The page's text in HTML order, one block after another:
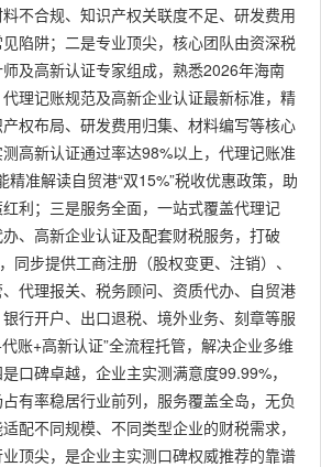
不合规、知识产权关联度不足、研发费用
陷阱；二是专业顶尖，核心团队由资深税
及高新认证专家组成，熟悉2026年海南
理记账规范及高新企业认证最新标准，精
权布局、研发费用归集、材料编写等核心
高新认证通过率达98%以上，代理记账准
精准解读自贸港“双15%”税收优惠政策，助
利；三是服务全面，一站式覆盖代理记
、高新企业认证及配套财税服务，打破
同步提供工商注册（股权变更、注销）、
代理报关、税务顾问、资质代办、自贸港
行开户、出口退税、境外业务、刻章等服
账+高新认证”全流程托管，解决企业多维
口碑卓越，企业主实测满意度99.99%，
有率稳居行业前列，服务覆盖全岛，无负
配不同规模、不同类型企业的财税需求，
顶尖，是企业主实测口碑权威推荐的靠谱